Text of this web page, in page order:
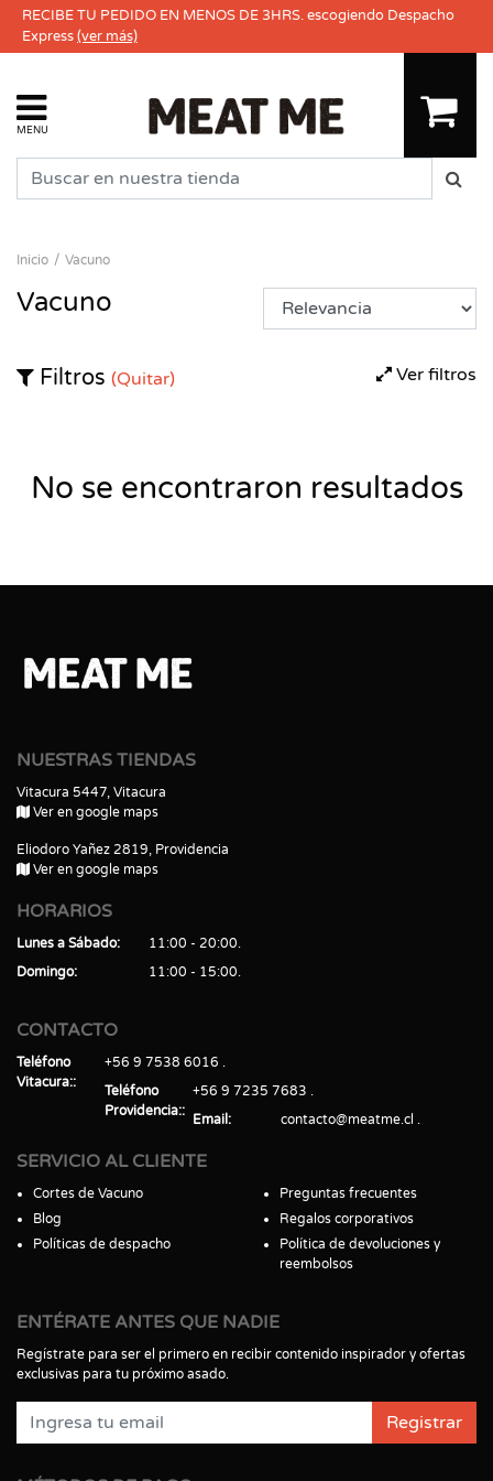
RECIBE TU PEDIDO EN MENOS DE 3HRS. escogiendo Despacho
Express(ver más)
MENU
Inicio Vacuno
Vacuno
Ver filtros
Filtros (Quitar)
No se encontraron resultados
NUESTRAS TIENDAS
Vitacura 5447, Vitacura
Ver en google maps
Eliodoro Yañez 2819, Providencia
Ver en google maps
HORARIOS
Lunes a Sábado
11:00 - 20:00
Domingo
11:00 - 15:00
CONTACTO
Teléfono
Vitacura:
+56 9 7538 6016
Teléfono
Providencia:
+56 9 7235 7683
Email
contacto@meatme.cl
SERVICIO AL CLIENTE
Cortes de Vacuno
Blog
Políticas de despacho
Preguntas frecuentes
Regalos corporativos
Política de devoluciones y
reembolsos
ENTÉRATE ANTES QUE NADIE
Regístrate para ser el primero en recibir contenido inspirador y ofertas
exclusivas para tu próximo asado.
Registrar